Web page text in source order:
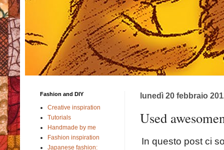
lunedì 20 febbraio
Used
In questo post ci
Fashion and DIY
Creative inspiration
Tutorials
Handmade by me
Fashion inspiration
Japanese fashion: